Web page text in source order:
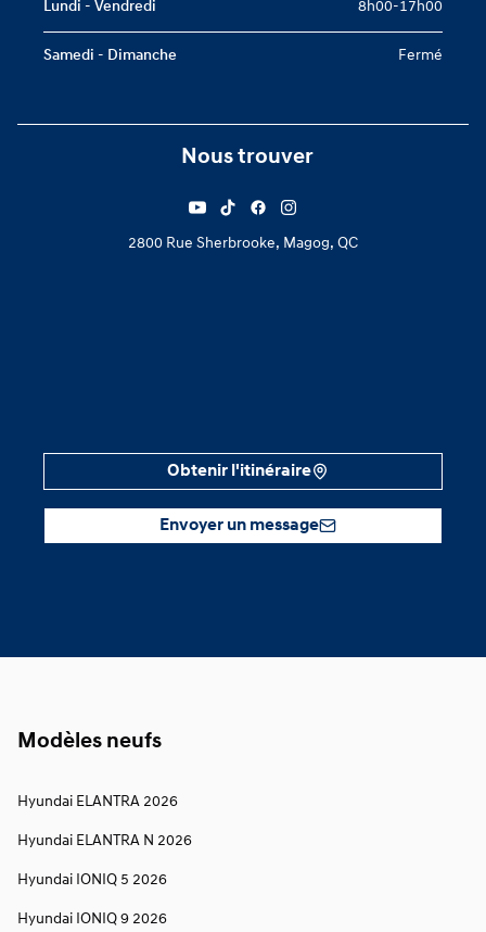
Lundi - Vendredi 8h00-17h00
Samedi - Dimanche Fermé
Nous trouver
2800 Rue Sherbrooke, Magog, QC
Obtenir l'itinéraire
Envoyer un message
Modèles neufs
Hyundai ELANTRA 2026
Hyundai ELANTRA N 2026
Hyundai IONIQ 5 2026
Hyundai IONIQ 9 2026